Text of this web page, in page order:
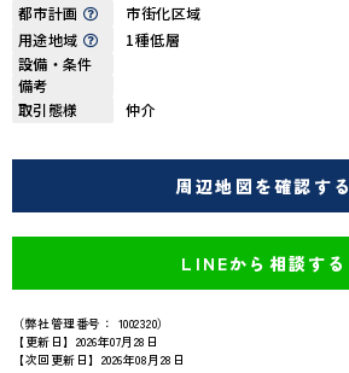
都市計画
市街化区域
用途地域
1種低層
設備・条件
備考
取引態様
仲介
周辺地図を確認する
LINEから相談する
（弊社管理番号： 1002320）
【更新日】2026年07月28日
【次回更新日】2026年08月28日